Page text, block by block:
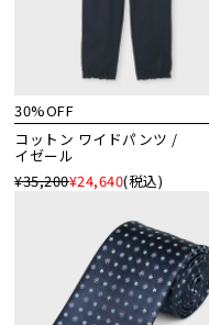
30%OFF
コットン ワイドパンツ /
イゼール
¥35,200¥24,640(税込)